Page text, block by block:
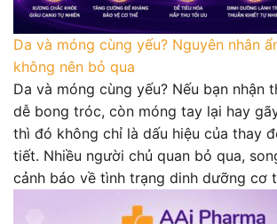
Da và móng cùng yếu? Nguyên nhân
không nên bỏ qua
Da và móng cùng yếu? Nếu bạn nhận
dễ bong tróc, còn móng tay lại hay
thì đó không chỉ là dấu hiệu của thay
tiết. Nhiều người chủ quan bỏ qua,
cảnh báo về tình trạng dinh dưỡng cơ